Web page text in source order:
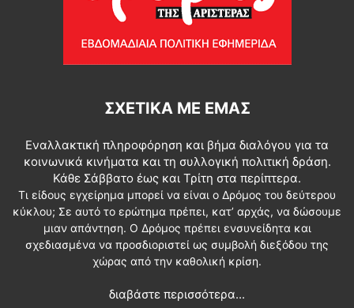
ΣΧΕΤΙΚΆ ΜΕ ΕΜΆΣ
Εναλλακτική πληροφόρηση και βήμα διαλόγου για τα
κοινωνικά κινήματα και τη συλλογική πολιτική δράση.
Κάθε Σάββατο έως και Τρίτη στα περίπτερα.
Τι είδους εγχείρημα μπορεί να είναι ο Δρόμος του δεύτερου
κύκλου; Σε αυτό το ερώτημα πρέπει, κατ’ αρχάς, να δώσουμε
μιαν απάντηση. Ο Δρόμος πρέπει ενσυνείδητα και
σχεδιασμένα να προσδιοριστεί ως συμβολή διεξόδου της
χώρας από την καθολική κρίση.
διαβάστε περισσότερα...